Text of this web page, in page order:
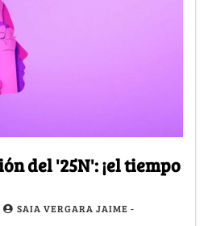
del '25N': ¡el tiempo
SAIA VERGARA JAIME -